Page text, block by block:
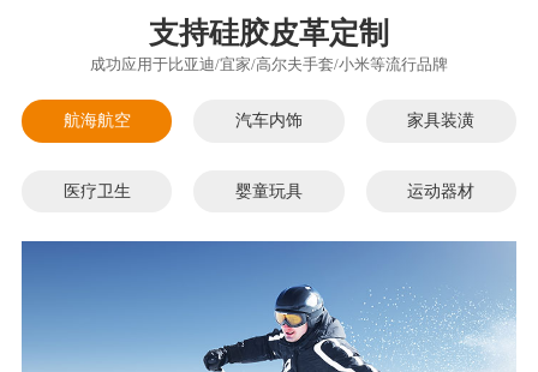
支持硅胶皮革定制
成功应用于比亚迪/宜家/高尔夫手套/小米等流行品牌
航海航空 汽车内饰 家具装潢
医疗卫生 婴童玩具 运动器材